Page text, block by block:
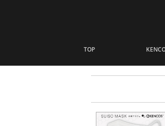
TOP